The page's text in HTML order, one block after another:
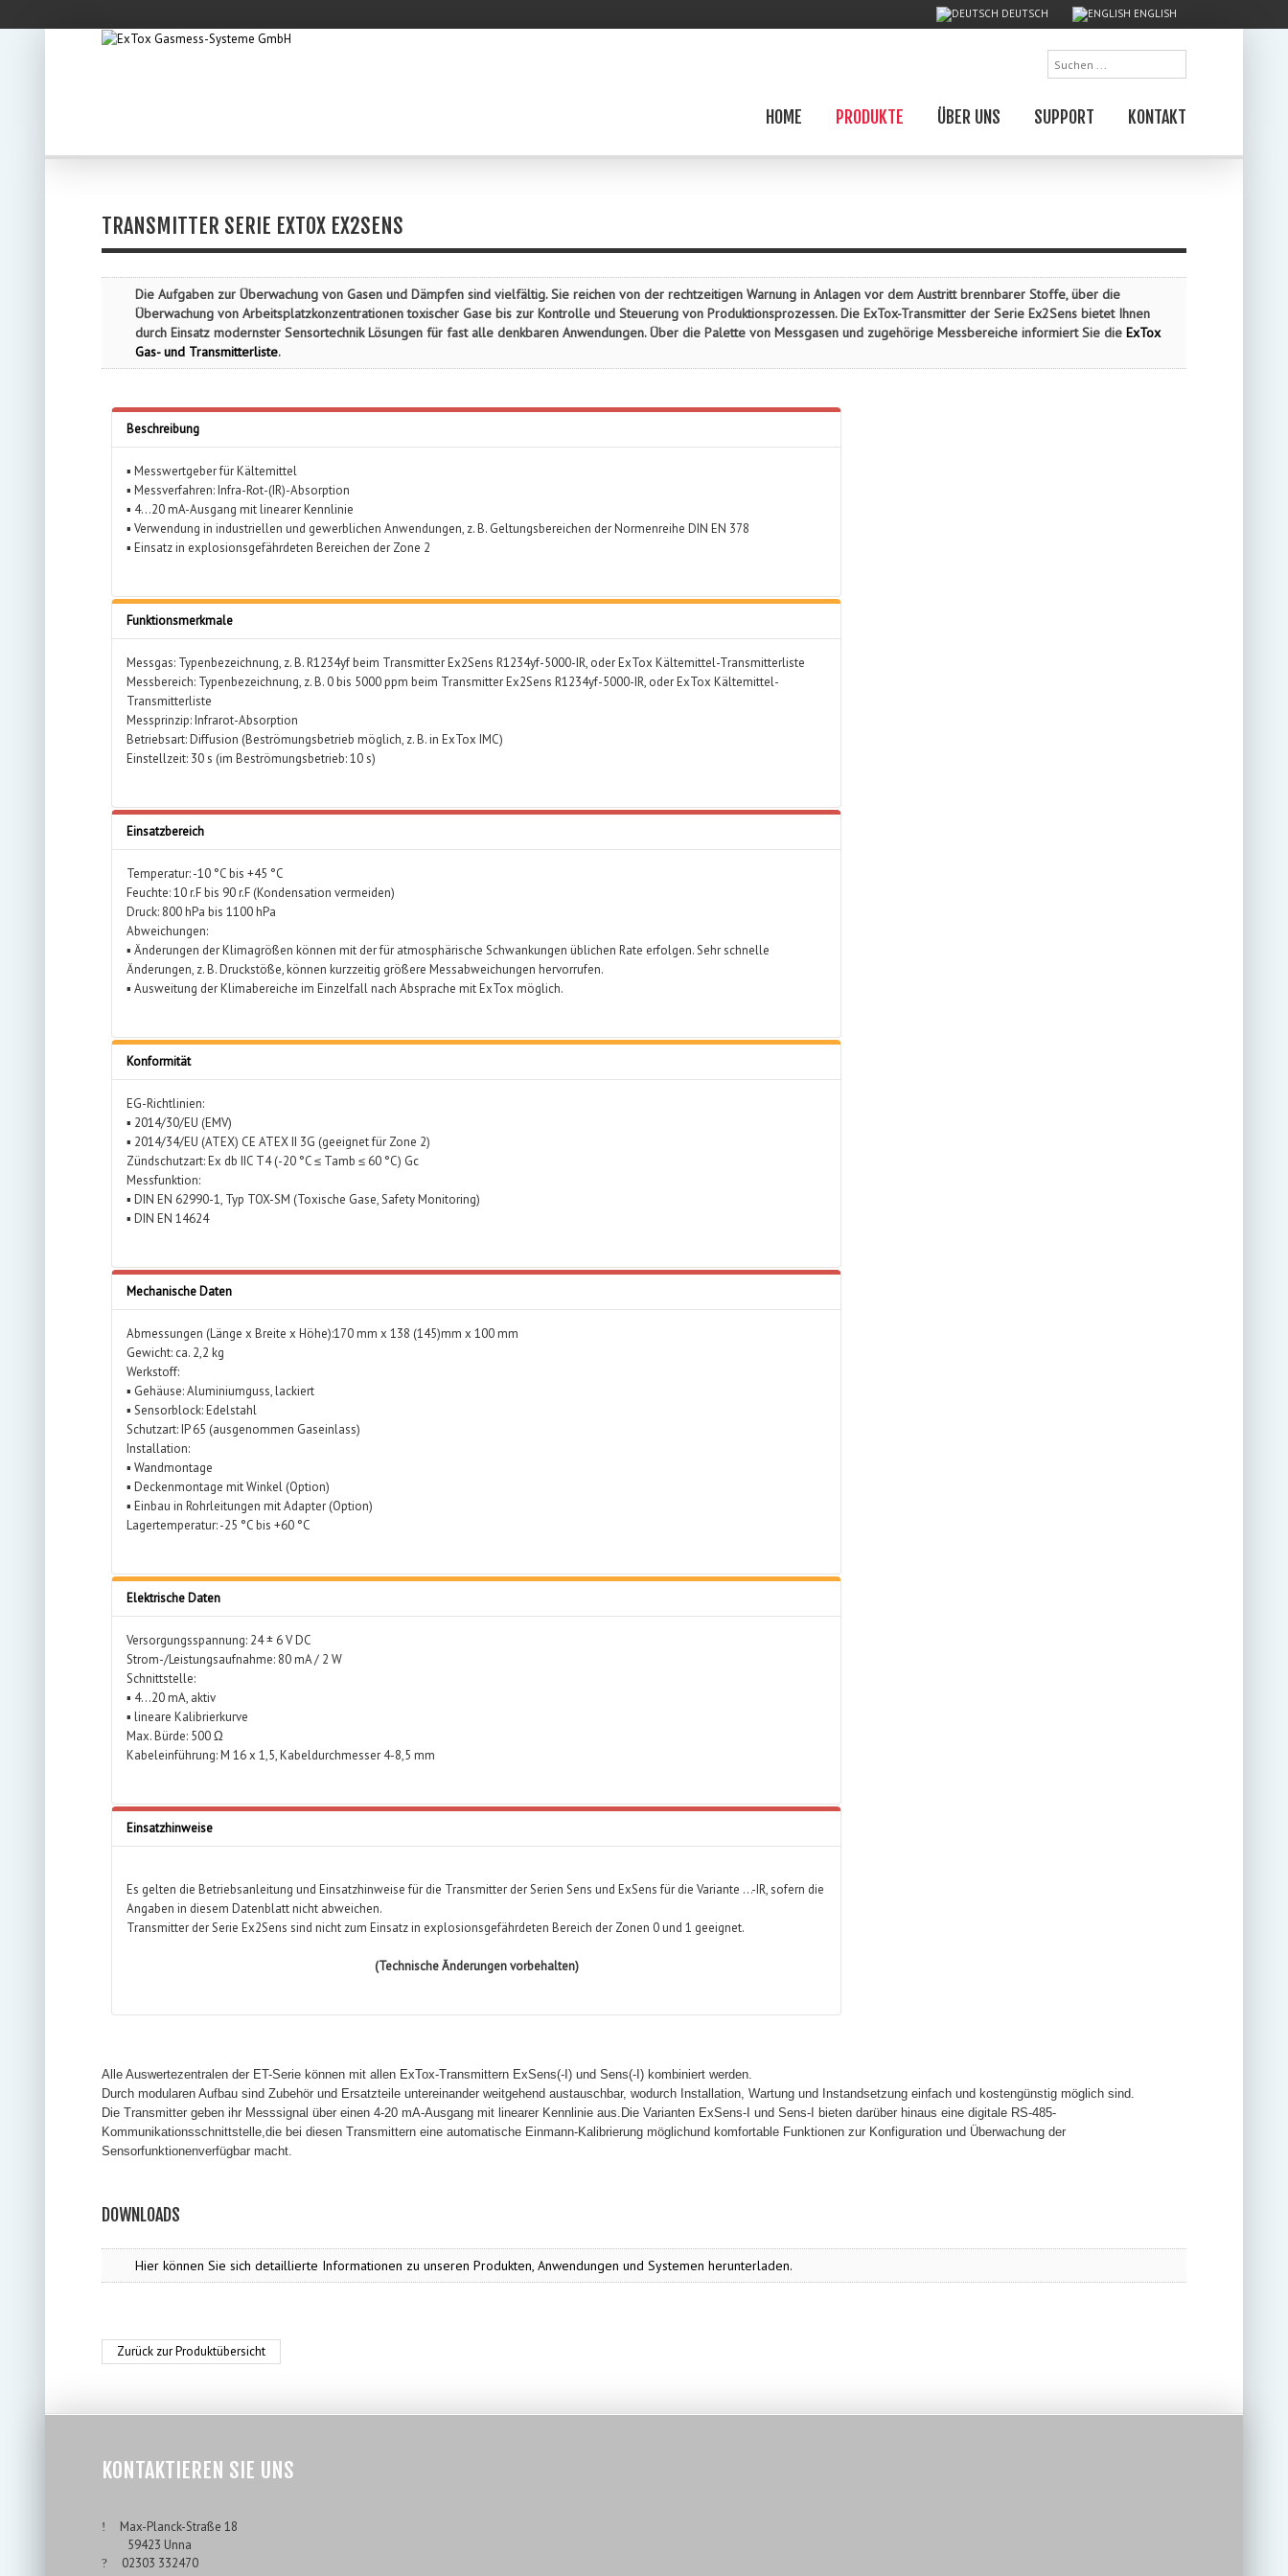
DEUTSCH ENGLISH
Suchen
...
HOME PRODUKTE ÜBER UNS SUPPORT KONTAKT
TRANSMITTER SERIE EXTOX EX2SENS
Die Aufgaben zur Überwachung von Gasen und Dämpfen sind vielfältig. Sie reichen von der rechtzeitigen Warnung in Anlagen vor dem Austritt brennbarer Stoffe, über die
Überwachung von Arbeitsplatzkonzentrationen toxischer Gase bis zur Kontrolle und Steuerung von Produktionsprozessen. Die ExTox-Transmitter der Serie Ex2Sens bietet Ihnen
durch Einsatz modernster Sensortechnik Lösungen für fast alle denkbaren Anwendungen. Über die Palette von Messgasen und zugehörige Messbereiche informiert Sie die ExTox
Gas- und Transmitterliste.
Beschreibung
▪ Messwertgeber für Kältemittel
▪ Messverfahren: Infra-Rot-(IR)-Absorption
▪ 4…20 mA-Ausgang mit linearer Kennlinie
▪ Verwendung in industriellen und gewerblichen Anwendungen, z. B. Geltungsbereichen der Normenreihe DIN EN 378
▪ Einsatz in explosionsgefährdeten Bereichen der Zone 2
Funktionsmerkmale
Messgas: Typenbezeichnung, z. B. R1234yf beim Transmitter Ex2Sens R1234yf-5000-IR, oder ExTox Kältemittel-Transmitterliste
Messbereich: Typenbezeichnung, z. B. 0 bis 5000 ppm beim Transmitter Ex2Sens R1234yf-5000-IR, oder ExTox Kältemittel-
Transmitterliste
Messprinzip: Infrarot-Absorption
Betriebsart: Diffusion (Beströmungsbetrieb möglich, z. B. in ExTox IMC)
Einstellzeit: 30 s (im Beströmungsbetrieb: 10 s)
Einsatzbereich
Temperatur: -10 °C bis +45 °C
Feuchte: 10 r.F bis 90 r.F (Kondensation vermeiden)
Druck: 800 hPa bis 1100 hPa
Abweichungen:
▪ Änderungen der Klimagrößen können mit der für atmosphärische Schwankungen üblichen Rate erfolgen. Sehr schnelle
Änderungen, z. B. Druckstöße, können kurzzeitig größere Messabweichungen hervorrufen.
▪ Ausweitung der Klimabereiche im Einzelfall nach Absprache mit ExTox möglich.
Konformität
EG-Richtlinien:
▪ 2014/30/EU (EMV)
▪ 2014/34/EU (ATEX) CE ATEX II 3G (geeignet für Zone 2)
Zündschutzart: Ex db IIC T4 (-20 °C ≤ Tamb ≤ 60 °C) Gc
Messfunktion:
▪ DIN EN 62990-1, Typ TOX-SM (Toxische Gase, Safety Monitoring)
▪ DIN EN 14624
Mechanische Daten
Abmessungen (Länge x Breite x Höhe):170 mm x 138 (145)mm x 100 mm
Gewicht: ca. 2,2 kg
Werkstoff:
▪ Gehäuse: Aluminiumguss, lackiert
▪ Sensorblock: Edelstahl
Schutzart: IP 65 (ausgenommen Gaseinlass)
Installation:
▪ Wandmontage
▪ Deckenmontage mit Winkel (Option)
▪ Einbau in Rohrleitungen mit Adapter (Option)
Lagertemperatur: -25 °C bis +60 °C
Elektrische Daten
Versorgungsspannung: 24 ± 6 V DC
Strom-/Leistungsaufnahme: 80 mA / 2 W
Schnittstelle:
▪ 4…20 mA, aktiv
▪ lineare Kalibrierkurve
Max. Bürde: 500 Ω
Kabeleinführung: M 16 x 1,5, Kabeldurchmesser 4-8,5 mm
Einsatzhinweise
Es gelten die Betriebsanleitung und Einsatzhinweise für die Transmitter der Serien Sens und ExSens für die Variante …-IR, sofern die
Angaben in diesem Datenblatt nicht abweichen.
Transmitter der Serie Ex2Sens sind nicht zum Einsatz in explosionsgefährdeten Bereich der Zonen 0 und 1 geeignet.
(Technische Änderungen vorbehalten)
Alle Auswertezentralen der ET-Serie können mit allen ExTox-Transmittern ExSens(-I) und Sens(-I) kombiniert werden.
Durch modularen Aufbau sind Zubehör und Ersatzteile untereinander weitgehend austauschbar, wodurch Installation, Wartung und Instandsetzung einfach und kostengünstig möglich sind.
Die Transmitter geben ihr Messsignal über einen 4-20 mA-Ausgang mit linearer Kennlinie aus.Die Varianten ExSens-I und Sens-I bieten darüber hinaus eine digitale RS-485-
Kommunikationsschnittstelle,die bei diesen Transmittern eine automatische Einmann-Kalibrierung möglichund komfortable Funktionen zur Konfiguration und Überwachung der
Sensorfunktionenverfügbar macht.
DOWNLOADS
Hier können Sie sich detaillierte Informationen zu unseren Produkten, Anwendungen und Systemen herunterladen.
Zurück zur Produktübersicht
KONTAKTIEREN SIE UNS
Max-Planck-Straße 18
59423 Unna
02303 332470